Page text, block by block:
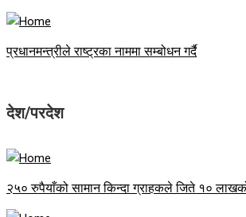
प्रधानमन्त्रीले राष्ट्रका नाममा सम्बोधन गर्दै
देश/परदेश
२५० रुपैयाँको सामान किन्दा ग्राहकले जिते १०